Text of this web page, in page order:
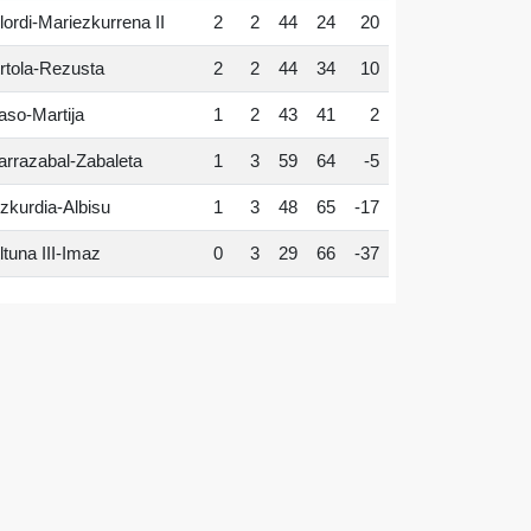
Mariezkurrena II 2 2 44 24 20
Rezusta 2 2 44 34 10
Martija 1 2 43 41 2
Zabaleta 1 3 59 64 -5
Albisu 1 3 48 65 -17
III-Imaz 0 3 29 66 -37